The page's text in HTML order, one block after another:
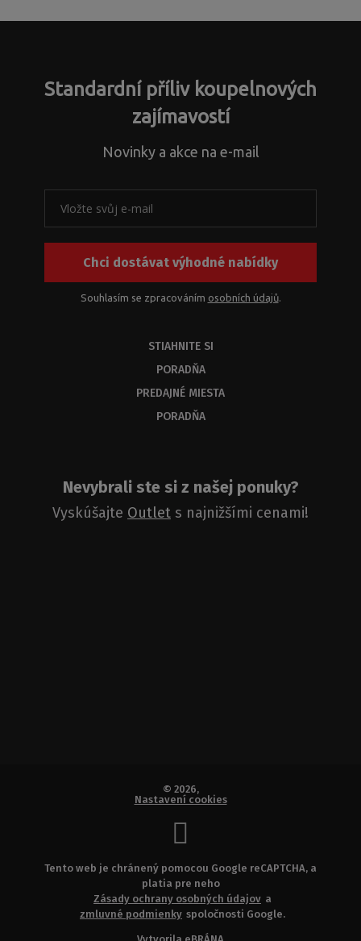
Standardní příliv koupelnových
zajímavostí
Novinky a akce na e-mail
Chci dostávat výhodné nabídky
Souhlasím se zpracováním osobních údajů.
STIAHNITE SI
PORADŇA
PREDAJNÉ MIESTA
PORADŇA
Nevybrali ste si z našej ponuky?
Vyskúšajte Outlet s najnižšími cenami!
© 2026,
Nastavení cookies
Tento web je chránený pomocou Google reCAPTCHA, a
platia pre neho
Zásady ochrany osobných údajov a
zmluvné podmienky spoločnosti Google.